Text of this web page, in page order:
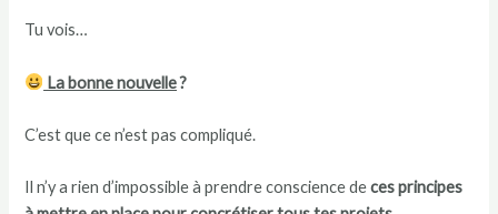
Tu vois…
La bonne nouvelle?
C’est que ce n’est pas compliqué.
Il n’y a rien d’impossible à prendre conscience deces principes